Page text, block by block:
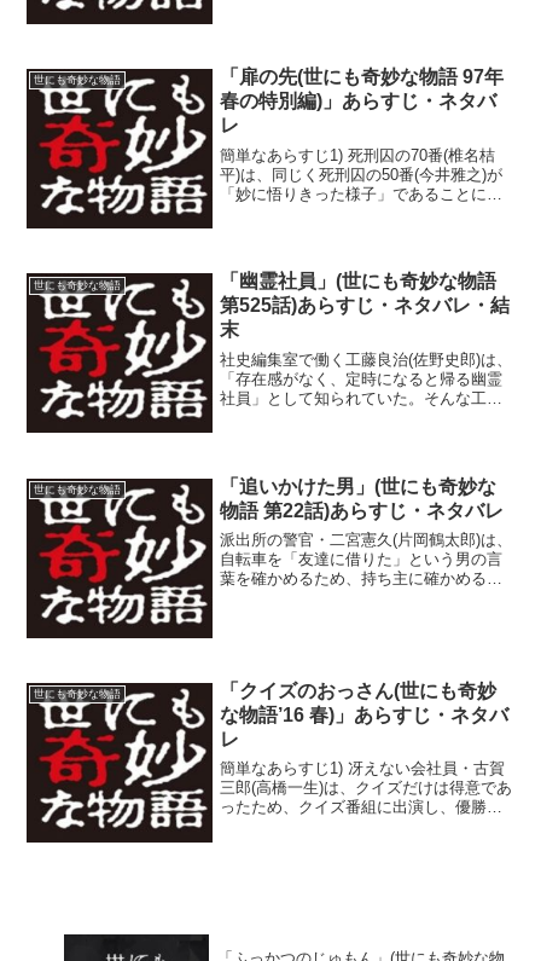
ーダーである隆(やべ...
世にも奇妙な物語
「扉の先(世にも奇妙な物語 97年
春の特別編)」あらすじ・ネタバ
レ
簡単なあらすじ1) 死刑囚の70番(椎名桔
平)は、同じく死刑囚の50番(今井雅之)が
「妙に悟りきった様子」であることに反
刑執行...
世にも奇妙な物語
「幽霊社員」(世にも奇妙な物語
第525話)あらすじ・ネタバレ・結
末
社史編集室で働く工藤良治(佐野史郎)は、
「存在感がなく、定時になると帰る幽霊
社員」として知られていた。そんな工藤
振り払おうとする...
世にも奇妙な物語
「追いかけた男」(世にも奇妙な
物語 第22話)あらすじ・ネタバレ
派出所の警官・二宮憲久(片岡鶴太郎)は、
自転車を「友達に借りた」という男の言
葉を確かめるため、持ち主に確かめる。
世にも奇妙な物語
「クイズのおっさん(世にも奇妙
な物語’16 春)」あらすじ・ネタバ
レ
簡単なあらすじ1) 冴えない会社員・古賀
三郎(高橋一生)は、クイズだけは得意であ
ったため、クイズ番組に出演し、優勝す